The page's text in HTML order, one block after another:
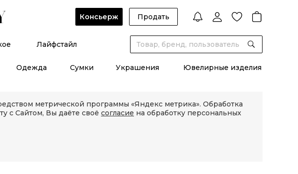
Консьерж Продать
Лайфстайл
Одежда Сумки Украшения Ювелирные изделия
метрической программы «Яндекс метрика». Обработка
с Сайтом, Вы даёте своё согласие на обработку персональных